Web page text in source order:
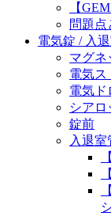
【
問題点
電気錠 / 入
マグネ
電気ス
電気ド
シアロ
錠前
入退室